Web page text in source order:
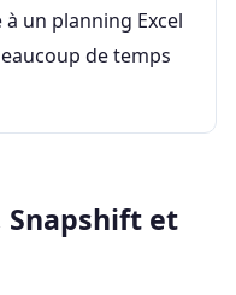
un planning Excel
de temps
Snapshift et